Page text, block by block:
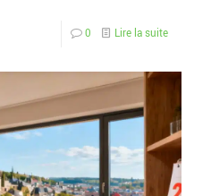
0 Lire la suite